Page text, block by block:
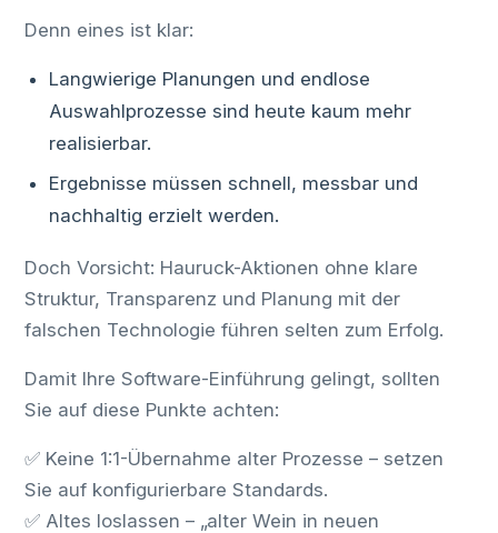
Denn eines ist klar:
Langwierige Planungen und endlose
Auswahlprozesse sind heute kaum mehr
realisierbar.
Ergebnisse müssen schnell, messbar und
nachhaltig erzielt werden.
Doch Vorsicht: Hauruck-Aktionen ohne klare
Struktur, Transparenz und Planung mit der
falschen Technologie führen selten zum Erfolg.
Damit Ihre Software-Einführung gelingt, sollten
Sie auf diese Punkte achten:
✅ Keine 1:1-Übernahme alter Prozesse – setzen
Sie auf konfigurierbare Standards.
✅ Altes loslassen – „alter Wein in neuen